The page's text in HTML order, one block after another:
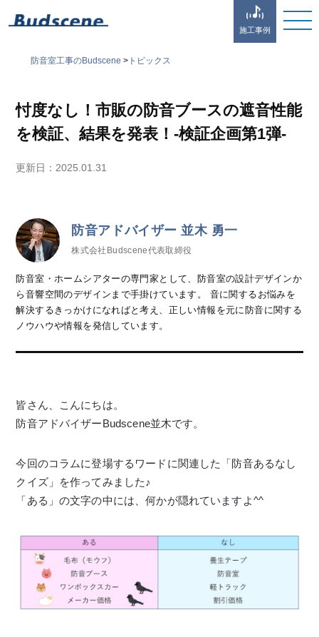
施工事例
防音室工事のBudscene >トピックス
忖度なし！市販の防音ブースの遮音性能
を検証、結果を発表！-検証企画第1弾-
更新日： 2025.01.31
防音アドバイザー 並木 勇一
株式会社Budscene代表取締役
防音室・ホームシアターの専門家として、防音室の設計デザインか
ら音響空間のデザインまで手掛けています。 音に関するお悩みを
解決するきっかけになればと考え、正しい情報を元に防音に関する
ノウハウや情報を発信しています。
皆さん、こんにちは。
防音アドバイザーBudscene並木です。
今回のコラムに登場するワードに関連した「防音あるなし
クイズ」を作ってみました♪
「ある」の文字の中には、何かが隠れていますよ^^